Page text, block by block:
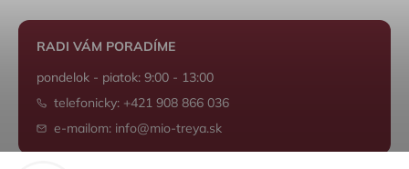
RADI VÁM PORADÍME
pondelok - piatok: 9:00 - 13:00
telefonicky: +421 908 866 036
e-mailom: info@mio-treya.sk